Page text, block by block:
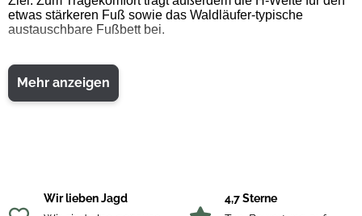
etwas stärkeren Fuß sowie das Waldläufer-typische
austauschbare Fußbett bei.
Mehr anzeigen
Wir lieben Jagd
4,7 Sterne